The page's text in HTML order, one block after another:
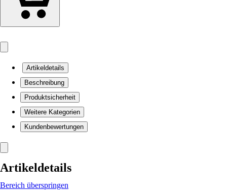
Artikeldetails
Beschreibung
Produktsicherheit
Weitere Kategorien
Kundenbewertungen
Artikeldetails
Bereich überspringen